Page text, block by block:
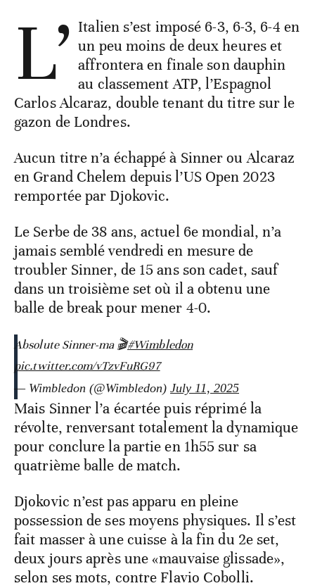
L’ Italien s’est imposé 6-3, 6-3, 6-4 en
un peu moins de deux heures et
affrontera en finale son dauphin
au classement ATP, l’Espagnol
Carlos Alcaraz, double tenant du titre sur le
gazon de Londres.
Aucun titre n’a échappé à Sinner ou Alcaraz
en Grand Chelem depuis l’US Open 2023
remportée par Djokovic.
Le Serbe de 38 ans, actuel 6e mondial, n’a
jamais semblé vendredi en mesure de
troubler Sinner, de 15 ans son cadet, sauf
dans un troisième set où il a obtenu une
balle de break pour mener 4-0.
Absolute Sinner-ma 🎬#Wimbledon
pic.twitter.com/vTzvFuRG97
— Wimbledon (@Wimbledon) July 11, 2025
Mais Sinner l’a écartée puis réprimé la
révolte, renversant totalement la dynamique
pour conclure la partie en 1h55 sur sa
quatrième balle de match.
Djokovic n’est pas apparu en pleine
possession de ses moyens physiques. Il s’est
fait masser à une cuisse à la fin du 2e set,
deux jours après une «mauvaise glissade»,
selon ses mots, contre Flavio Cobolli.